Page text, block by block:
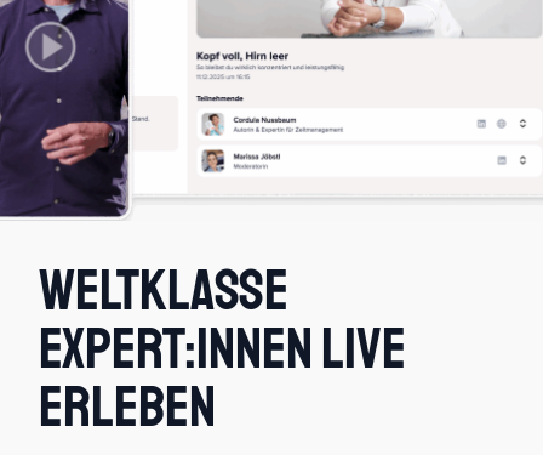
Weltklasse
Expert:innen live
erleben